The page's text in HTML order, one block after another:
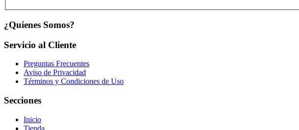
¿Quienes Somos?
Servicio al Cliente
Preguntas Frecuentes
Aviso de Privacidad
Términos y Condiciones de Uso
Secciones
Inicio
Tienda